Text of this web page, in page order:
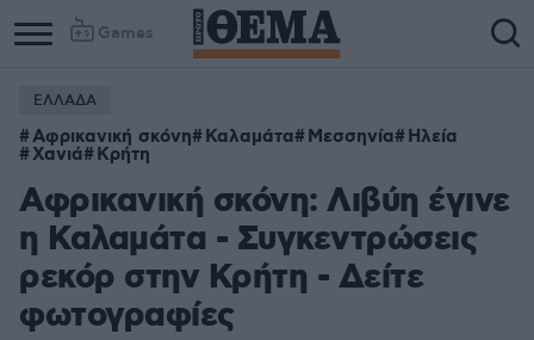
Games
ΕΛΛΑΔΑ
Αφρικανική σκόνη Καλαμάτα Μεσσηνία Ηλεία
Χανιά Κρήτη
Αφρικανική σκόνη: Λιβύη έγινε
η Καλαμάτα - Συγκεντρώσεις
ρεκόρ στην Κρήτη - Δείτε
φωτογραφίες